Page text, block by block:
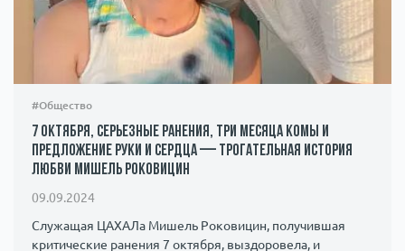
#Общество
7 октября, серьезные ранения, три месяца комы и
предложение руки и сердца — трогательная история
любви Мишель Роковицин
09.09.2024
Служащая ЦАХАЛа Мишель Роковицин, получившая
критические ранения 7 октября, выздоровела, и